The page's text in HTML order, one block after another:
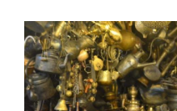
Pokaż
większy
obrazek